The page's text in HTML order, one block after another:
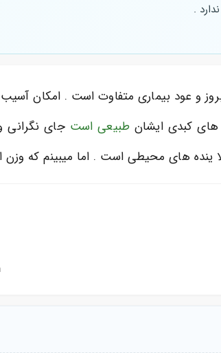
.
و عود بیماری متفاوت است . امکان آسیب
های کبدی ایشان طبیعی است جای نگرانی
ینده های محیطی است . اما میبینم که وزن